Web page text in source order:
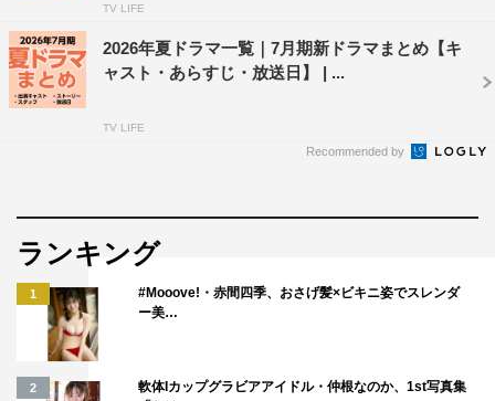
TV LIFE
2026年夏ドラマ一覧｜7月期新ドラマまとめ【キ
ャスト・あらすじ・放送日】 | ...
TV LIFE
Recommended by
ランキング
1
#Mooove!・赤間四季、おさげ髪×ビキニ姿でスレンダ
ー美…
2
軟体Iカップグラビアアイドル・仲根なのか、1st写真集